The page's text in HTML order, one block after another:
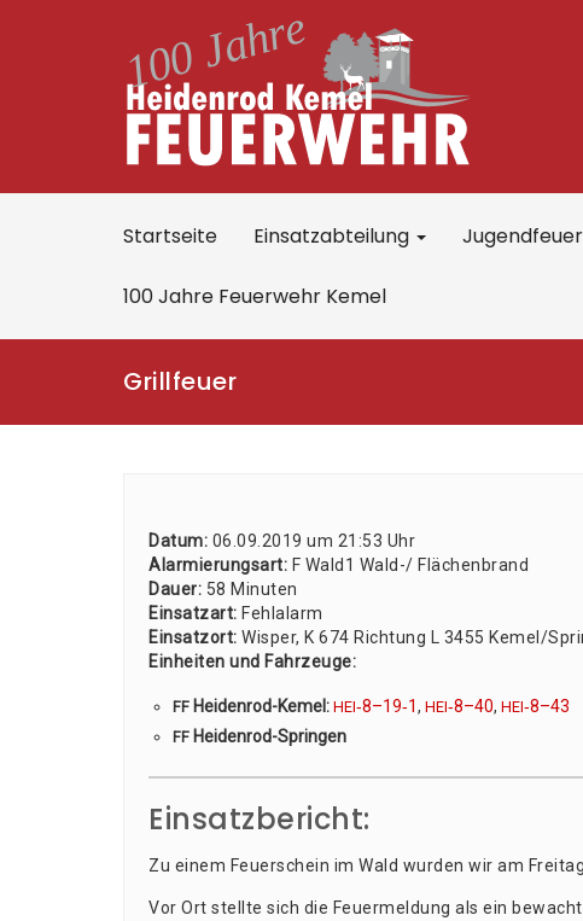
Startseite Einsatzabteilung
100 Jahre Feuerwehr Kemel
Grillfeuer
Datum: 06.09.2019 um 21:53 Uhr
Alar­mie­rungs­art: F Wald1 Wald-/ Flä­chen­brand
Dau­er: 58 Minu­ten
Ein­satz­art: Fehl­alarm
Ein­satz­ort: Wis­per, K 674 Rich­tung L 3455 Kemel/
Ein­hei­ten und Fahr­zeu­ge:
FF Hei­den­rod-Kemel: HEI‑8–19‑1, HEI‑8–40, HEI‑8–43
FF Hei­den­rod-Sprin­gen
Einsatzbericht:
Zu einem Feu­er­schein im Wald wur­den wir am
Vor Ort stell­te sich die Feu­er­mel­dung als ein